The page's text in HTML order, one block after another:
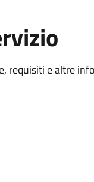
requisiti e altre